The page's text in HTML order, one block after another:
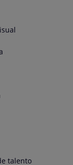
talento